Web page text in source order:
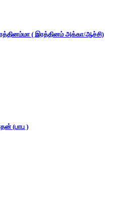
( இரத்தினம் அக்கா/ஆச்சி)
(பாபு )